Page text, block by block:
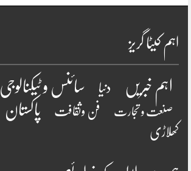
اہم کیٹا گریز
اہم خبریں دنیا سائنس و ٹیکنالوجی
صنعت و تجارت فن وثقافت پاکستان
کھلاڑی